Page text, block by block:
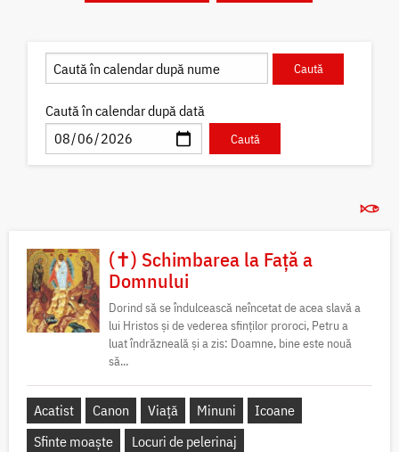
Caută în calendar după dată
(✝) Schimbarea la Față a
Domnului
Dorind să se îndulcească neîncetat de acea slavă a
lui Hristos și de vederea sfinților proroci, Petru a
luat îndrăzneală și a zis: Doamne, bine este nouă
să...
Acatist Canon Viață Minuni
Icoane
Sfinte moaște
Locuri de pelerinaj